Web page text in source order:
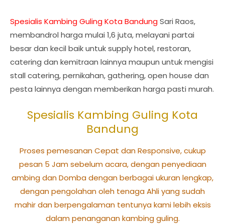
Spesialis Kambing Guling Kota BandungSari Raos,
membandrol harga mulai 1,6 juta, melayani partai
besar dan kecil baik untuk supply hotel, restoran,
catering dan kemitraan lainnya maupun untuk mengisi
stall catering, pernikahan, gathering, open house dan
pesta lainnya dengan memberikan harga pasti murah.
Spesialis Kambing Guling Kota
Bandung
Proses pemesanan Cepat dan Responsive, cukup
pesan 5 Jam sebelum acara, dengan penyediaan
ambing dan Domba dengan berbagai ukuran lengkap,
dengan pengolahan oleh tenaga Ahli yang sudah
mahir dan berpengalaman tentunya kami lebih eksis
dalam penanganan kambing guling.